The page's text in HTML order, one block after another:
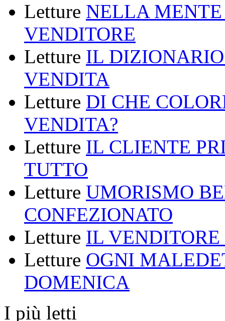
Letture NELLA
VENDITORE
Letture IL
VENDITA
Letture DI CHE
VENDITA?
Letture IL CLIENTE
TUTTO
Letture UMORISMO
CONFEZIONATO
Letture IL VENDITORE
Letture OGNI
DOMENICA
I più letti